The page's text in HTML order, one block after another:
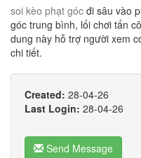
soi kèo phạt góc đi sâu vào
góc trung bình, lối chơi tấn
dung này hỗ trợ người xem
chi tiết.
Created: 28-04-26
Last Login: 28-04-26
Send Message